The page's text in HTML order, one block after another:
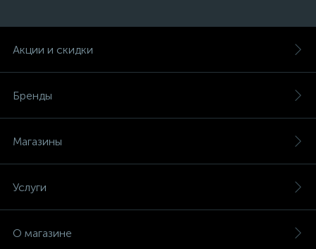
Акции и скидки
Бренды
Магазины
Услуги
О магазине